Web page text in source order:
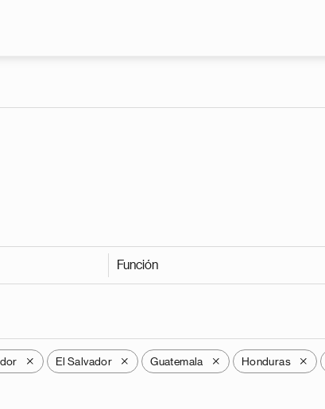
Función
X El Salvador X Guatemala X Honduras X